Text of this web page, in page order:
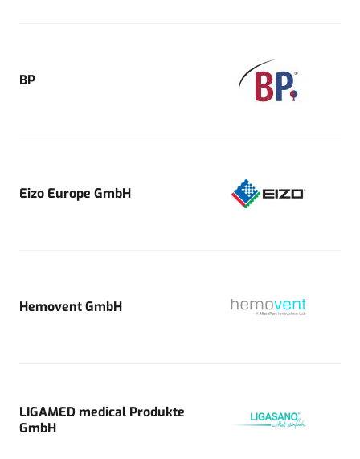
BP
Eizo Europe GmbH
Hemovent GmbH
LIGAMED medical Produkte
GmbH